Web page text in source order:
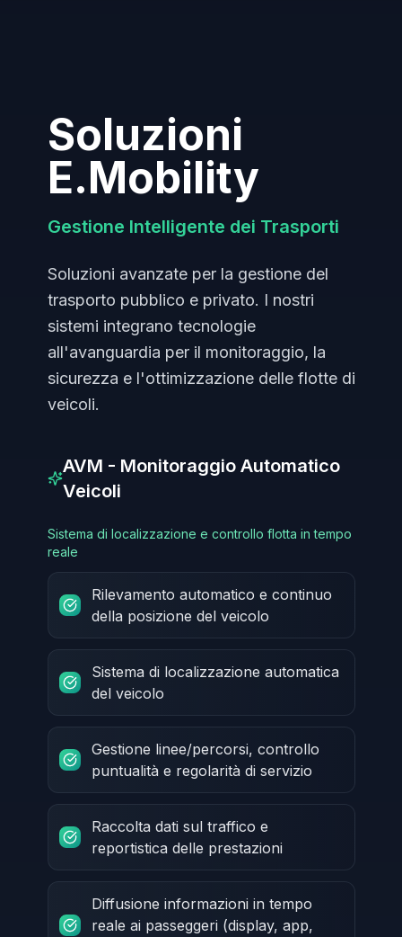
Soluzioni
E.Mobility
Gestione Intelligente dei Trasporti
Soluzioni avanzate per la gestione del
trasporto pubblico e privato. I nostri
sistemi integrano tecnologie
all'avanguardia per il monitoraggio, la
sicurezza e l'ottimizzazione delle flotte di
veicoli.
AVM - Monitoraggio Automatico
Veicoli
Sistema di localizzazione e controllo flotta in tempo
reale
Rilevamento automatico e continuo
della posizione del veicolo
Sistema di localizzazione automatica
del veicolo
Gestione linee/percorsi, controllo
puntualità e regolarità di servizio
Raccolta dati sul traffico e
reportistica delle prestazioni
Diffusione informazioni in tempo
reale ai passeggeri (display, app,